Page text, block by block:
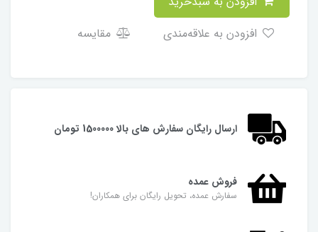
مقایسه
ارسال رایگان سفارش های بالا 1500000 تومان
فروش عمده
سفارش عمده، تحویل رایگان برای همکاران!